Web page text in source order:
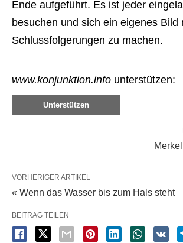
Ende aufgeführt. Es ist jeder
besuchen und sich ein eigenes Bild
Schlussfolgerungen zu machen.
www.konjunktion.info unterstützen:
Unterstützen
VORHERIGER ARTIKEL
« Wenn das Wasser bis zum Hals steht
BEITRAG TEILEN